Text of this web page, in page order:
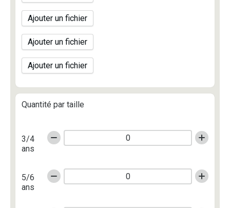
Ajouter un fichier
Ajouter un fichier
Ajouter un fichier
Quantité par taille
3/4
ans
5/6
ans